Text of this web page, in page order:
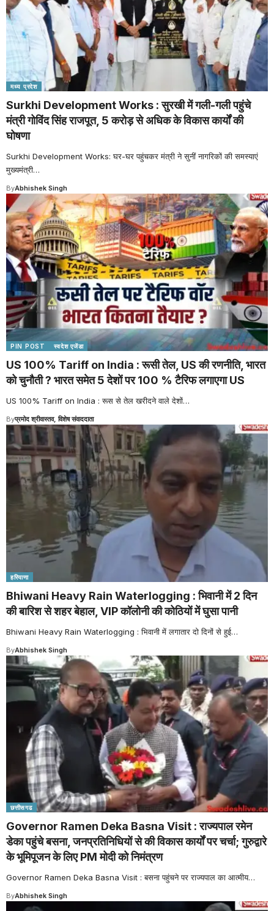
मध्य प्रदेश
Surkhi Development Works : सुरखी में गली-गली पहुंचे
मंत्री गोविंद सिंह राजपूत, 5 करोड़ से अधिक के विकास कार्यों की
घोषणा
Surkhi Development Works: घर-घर पहुंचकर मंत्री ने सुनीं नागरिकों की समस्याएं
मुख्यमंत्री…
ByAbhishek Singh
PIN POST स्वदेश एजेंडा
US 100% Tariff on India : रूसी तेल, US की रणनीति, भारत
को चुनौती ? भारत समेत 5 देशों पर 100 % टैरिफ लगाएगा US
US 100% Tariff on India : रूस से तेल खरीदने वाले देशों…
Byप्रमोद श्रीवास्तव, विशेष संवाददाता
हरियाणा
Bhiwani Heavy Rain Waterlogging : भिवानी में 2 दिन
की बारिश से शहर बेहाल, VIP कॉलोनी की कोठियों में घुसा पानी
Bhiwani Heavy Rain Waterlogging : भिवानी में लगातार दो दिनों से हुई…
ByAbhishek Singh
छत्तीसगढ
Governor Ramen Deka Basna Visit : राज्यपाल रमेन
डेका पहुंचे बसना, जनप्रतिनिधियों से की विकास कार्यों पर चर्चा; गुरुद्वारे
के भूमिपूजन के लिए PM मोदी को निमंत्रण
Governor Ramen Deka Basna Visit : बसना पहुंचने पर राज्यपाल का आत्मीय…
ByAbhishek Singh